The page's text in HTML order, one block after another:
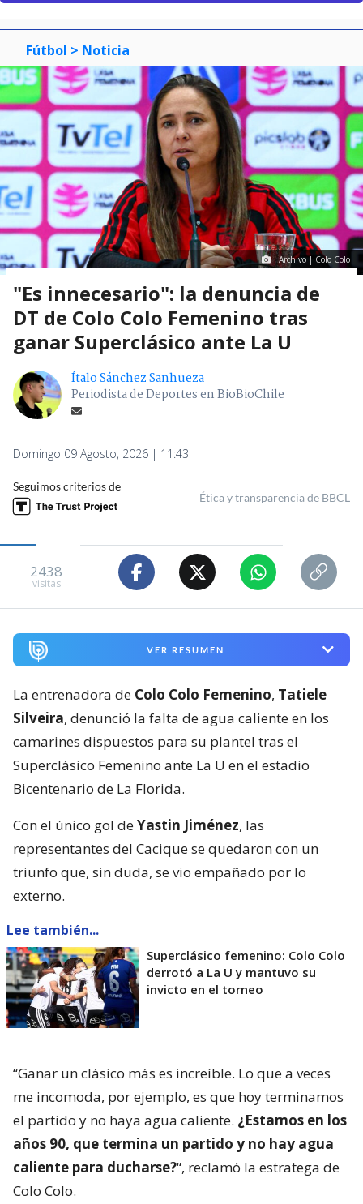
Fútbol > Noticia
Archivo | Colo Colo
"Es innecesario": la denuncia de
DT de Colo Colo Femenino tras
ganar Superclásico ante La U
Ítalo Sánchez Sanhueza
Periodista de Deportes en BioBioChile
Domingo 09 Agosto, 2026 | 11:43
Seguimos criterios de
Ética y transparencia de BBCL
2438
visitas
VER RESUMEN
La entrenadora de Colo Colo Femenino, Tatiele
Silveira, denunció la falta de agua caliente en los
camarines dispuestos para su plantel tras el
Superclásico Femenino ante La U en el estadio
Bicentenario de La Florida.
Con el único gol deYastin Jiménez, las
representantes del Cacique se quedaron con un
triunfo que, sin duda, se vio empañado por lo
externo.
Lee también...
Superclásico femenino: Colo Colo
derrotó a La U y mantuvo su
invicto en el torneo
“Ganar un clásico más es increíble. Lo que a veces
me incomoda, por ejemplo, es que hoy terminamos
el partido y no haya agua caliente. ¿Estamos en los
años 90, que termina un partido y no hay agua
caliente para ducharse?“, reclamó la estratega de
Colo Colo.